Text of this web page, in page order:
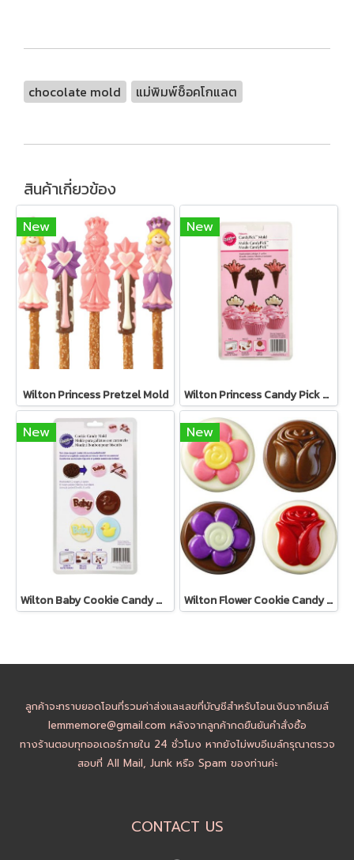
chocolate mold แม่พิมพ์ช็อคโกแลต
สินค้าเกี่ยวข้อง
New
Wilton Princess Pretzel Mold
New
Wilton Princess Candy Pick Mold
New
Wilton Baby Cookie Candy Mold
New
Wilton Flower Cookie Candy Mold
ลูกค้าจะทราบยอดโอนที่รวมค่าส่งและเลขที่บัญชีสำหรับโอนเงินจากอีเมล์
lemmemore@gmail.com หลังจากลูกค้ากดยืนยันคำสั่งซื้อ
ทางร้านตอบทุกออเดอร์ภายใน 24 ชั่วโมง หากยังไม่พบอีเมล์กรุณาตรวจ
สอบที่ All Mail, Junk หรือ Spam ของท่านค่ะ
CONTACT US